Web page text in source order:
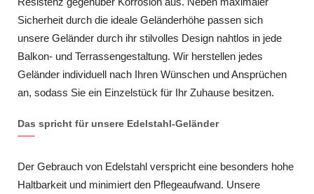
Sicherheit durch die ideale Geländerhöhe passen sich
unsere Geländer durch ihr stilvolles Design nahtlos in jede
Balkon- und Terrassengestaltung. Wir herstellen jedes
Geländer individuell nach Ihren Wünschen und Ansprüchen
an, sodass Sie ein Einzelstück für Ihr Zuhause besitzen.
Das spricht für unsere Edelstahl-Geländer
Der Gebrauch von Edelstahl verspricht eine besonders hohe
Haltbarkeit und minimiert den Pflegeaufwand. Unsere